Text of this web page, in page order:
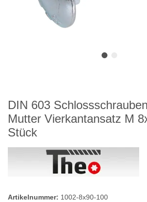
DIN 603
Mutter Vierkantansatz M
Stück
Artikelnummer: 1002-8x90-100